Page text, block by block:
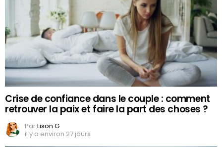
Crise de confiance dans le couple : comment
retrouver la paix et faire la part des choses ?
ParLison G
il y a environ 27 jours